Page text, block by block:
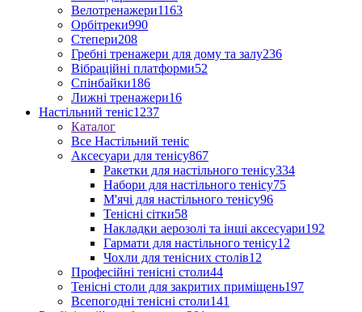
Велотренажери1163
Орбітреки990
Степери208
Гребні тренажери для дому та залу236
Вібраційні платформи52
Спінбайки186
Лижні тренажери16
Настільний теніс1237
Каталог
Все Настільний теніс
Аксесуари для тенісу867
Ракетки для настільного тенісу334
Набори для настільного тенісу75
М'ячі для настільного тенісу96
Тенісні сітки58
Накладки аерозолі та інші аксесуари192
Гармати для настільного тенісу12
Чохли для тенісних столів12
Професійні тенісні столи44
Тенісні столи для закритих приміщень197
Всепогодні тенісні столи141